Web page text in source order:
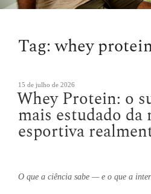
Tag:whey
Publicado
em
15 de julho de 2026
Whey Protein: o
mais estudado
esportiva
O que a ciência sabe — e o que a